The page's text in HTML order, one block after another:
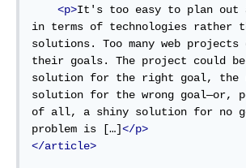
<p>It's too easy to plan out
in terms of technologies rather
solutions. Too many web projects
their goals. The project could be
solution for the right goal, the
solution for the wrong goal—or,
of all, a shiny solution for no
problem is […]</p>
</article>